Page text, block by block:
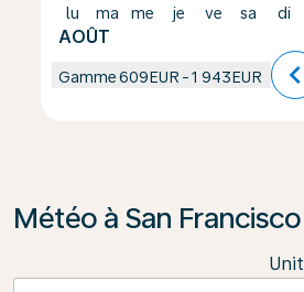
lu
AOÛT
ma me je ve sa di
Gamme609EUR -1 943EUR chevron_left
Météo à San Francisco